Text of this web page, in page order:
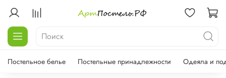
Постельное белье Постельные принадлежности Одеяла и